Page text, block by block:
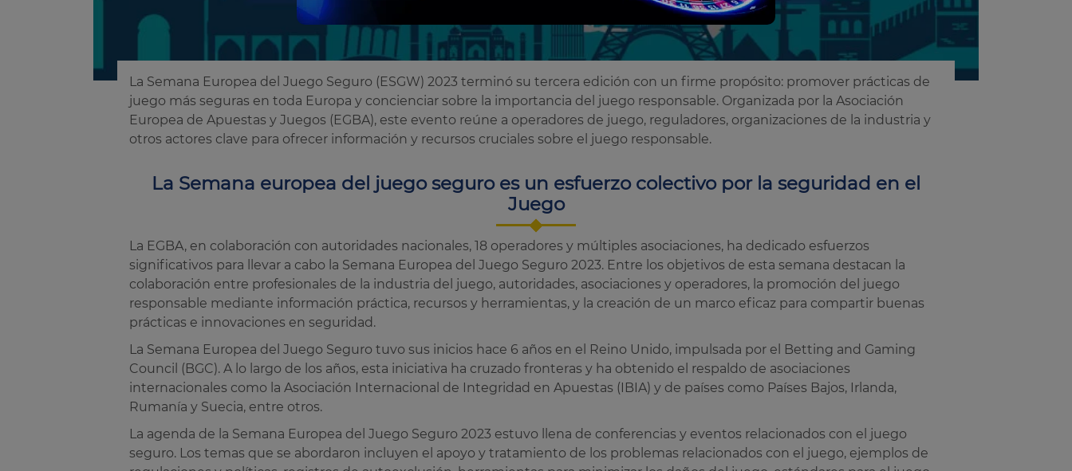
La Semana Europea del Juego Seguro (ESGW) 2023 terminó su tercera edición con un firme propósito: promover prácticas de
juego más seguras en toda Europa y concienciar sobre la importancia del juego responsable. Organizada por la Asociación
Europea de Apuestas y Juegos (EGBA), este evento reúne a operadores de juego, reguladores, organizaciones de la industria y
otros actores clave para ofrecer información y recursos cruciales sobre el juego responsable.
La Semana europea del juego seguro es un esfuerzo colectivo por la seguridad en el
Juego
La EGBA, en colaboración con autoridades nacionales, 18 operadores y múltiples asociaciones, ha dedicado esfuerzos
significativos para llevar a cabo la Semana Europea del Juego Seguro 2023. Entre los objetivos de esta semana destacan la
colaboración entre profesionales de la industria del juego, autoridades, asociaciones y operadores, la promoción del juego
responsable mediante información práctica, recursos y herramientas, y la creación de un marco eficaz para compartir buenas
prácticas e innovaciones en seguridad.
La Semana Europea del Juego Seguro tuvo sus inicios hace 6 años en el Reino Unido, impulsada por el Betting and Gaming
Council (BGC). A lo largo de los años, esta iniciativa ha cruzado fronteras y ha obtenido el respaldo de asociaciones
internacionales como la Asociación Internacional de Integridad en Apuestas (IBIA) y de países como Países Bajos, Irlanda,
Rumanía y Suecia, entre otros.
La agenda de la Semana Europea del Juego Seguro 2023 estuvo llena de conferencias y eventos relacionados con el juego
seguro. Los temas que se abordaron incluyen el apoyo y tratamiento de los problemas relacionados con el juego, ejemplos de